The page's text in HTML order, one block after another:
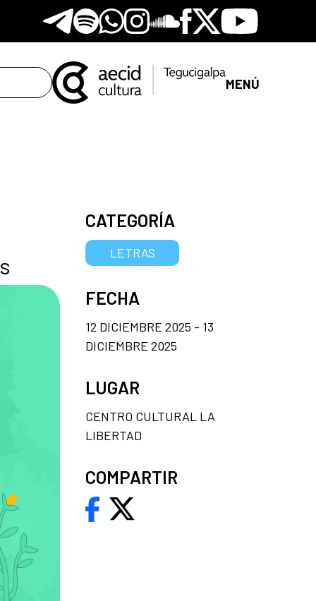
Telegram
SpotifyWhatsapp
Instagram
Soundclore
Facebook
X Youtube
MENÚ
CATEGORÍA
LETRAS
FECHA
12 DICIEMBRE 2025 - 13
DICIEMBRE 2025
LUGAR
CENTRO CULTURAL LA
LIBERTAD
COMPARTIR